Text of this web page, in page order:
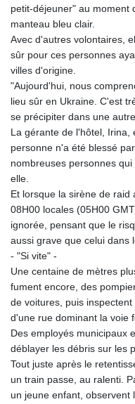
petit-déjeuner" au moment
manteau bleu clair.
Avec d'autres volontaires,
sûr pour ces personnes
villes d'origine.
"Aujourd'hui, nous
lieu sûr en Ukraine. C'est
se précipiter dans une
La gérante de l'hôtel, Irina,
personne n'a été blessé
nombreuses personnes
elle.
Et lorsque la sirène de
08H00 locales (05H00
ignorée, pensant que le
aussi grave que celui dans
- "Si vite" -
Une centaine de mètres
fument encore, des
de voitures, puis
d'une rue dominant la voie
Des employés municipaux
déblayer les débris sur les
Tout juste après le
un train passe, au ralenti.
un jeune enfant, observent